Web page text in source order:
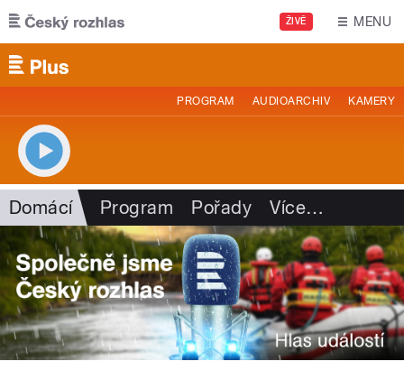
Přejít k hlavnímu obsahu
ŽIVĚ MENU
PROGRAM AUDIOARCHIV KAMERY
Domácí Program Pořady Více…